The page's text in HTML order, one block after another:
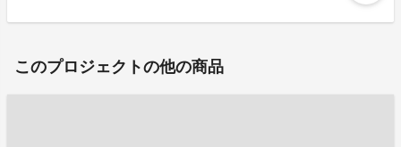
このプロジェクトの他の商品